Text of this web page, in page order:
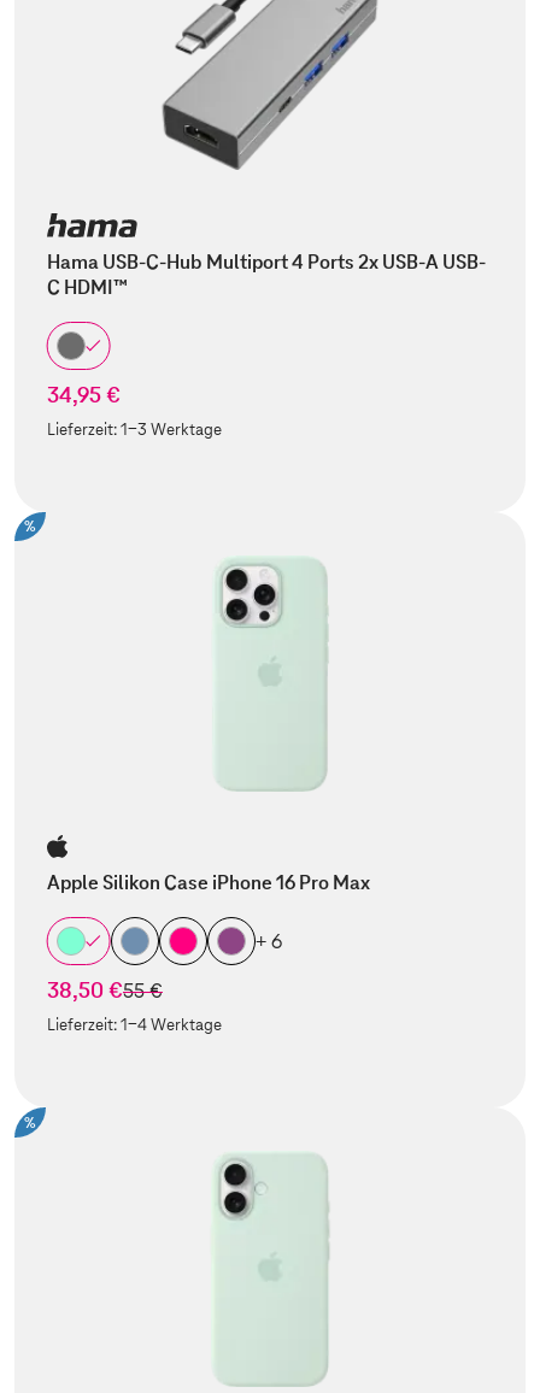
Hama USB-C-Hub Multiport 4 Ports 2x USB-A USB-
C HDMI™
34,95 €
Lieferzeit:1-3 Werktage
%
Apple Silikon Case iPhone 16 Pro Max
+ 6
38,50 €statt
55 €
Lieferzeit:1-4 Werktage
%